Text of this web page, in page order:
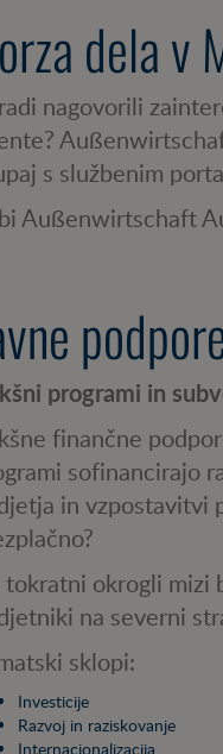
dela v
nagovorili
s službenim
Außenwirtschaft
programi in
finančne
sofinancirajo
in vzpostavitvi
tokratni okrogli mizi
na severni
sklopi:
Investicije
Razvoj in raziskovanje
Internacionalizacija